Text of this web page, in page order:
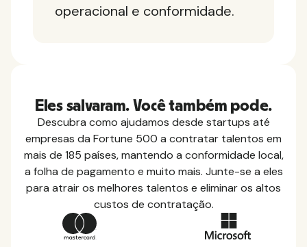
operacional e conformidade.
Eles salvaram. Você também pode.
Descubra como ajudamos desde startups até
empresas da Fortune 500 a contratar talentos em
mais de 185 países, mantendo a conformidade local,
a folha de pagamento e muito mais. Junte-se a eles
para atrair os melhores talentos e eliminar os altos
custos de contratação.